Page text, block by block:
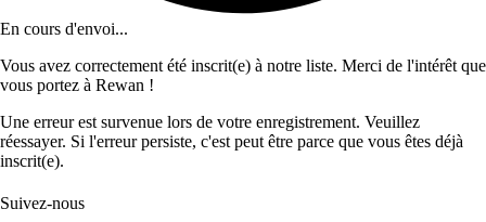
En cours d'envoi...
Vous avez correctement été inscrit(e) à notre liste. Merci de l'intérêt que
vous portez à Rewan !
Une erreur est survenue lors de votre enregistrement. Veuillez
réessayer. Si l'erreur persiste, c'est peut être parce que vous êtes déjà
inscrit(e).
Suivez-nous